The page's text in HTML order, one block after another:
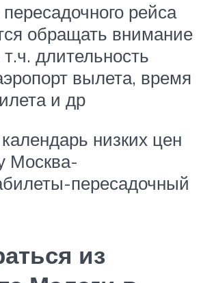
рейса
обращать внимание
длительность
вылета, время
и др
низких цен
Москва-
пересадочный
из